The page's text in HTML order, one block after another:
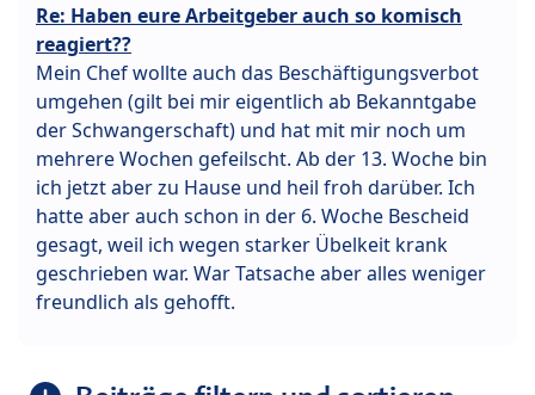
Re: Haben eure Arbeitgeber auch so komisch
reagiert??
Mein Chef wollte auch das Beschäftigungsverbot
umgehen (gilt bei mir eigentlich ab Bekanntgabe
der Schwangerschaft) und hat mit mir noch um
mehrere Wochen gefeilscht. Ab der 13. Woche bin
ich jetzt aber zu Hause und heil froh darüber. Ich
hatte aber auch schon in der 6. Woche Bescheid
gesagt, weil ich wegen starker Übelkeit krank
geschrieben war. War Tatsache aber alles weniger
freundlich als gehofft.